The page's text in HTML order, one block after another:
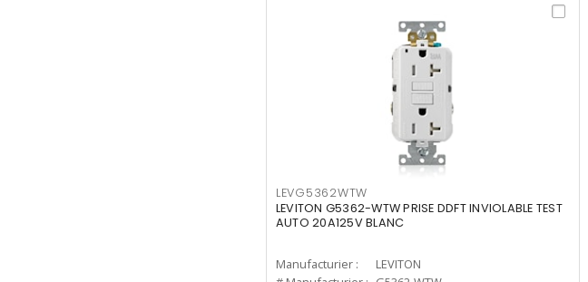
LEVG5362WTW
LEVITON G5362-WTW PRISE DDFT INVIOLABLE TEST
AUTO 20A125V BLANC
Manufacturier :
LEVITON